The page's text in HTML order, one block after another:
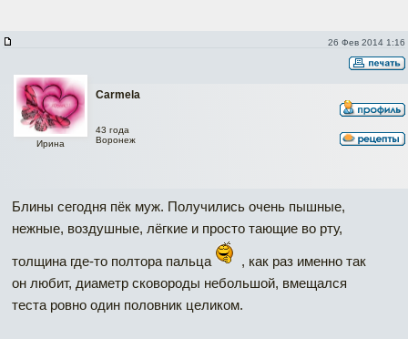
26 Фев 2014 1:16
Carmela
Ирина
43 года
Воронеж
Блины сегодня пёк муж. Получились очень пышные,
нежные, воздушные, лёгкие и просто тающие во рту,
толщина где-то полтора пальца
, как раз именно так
он любит, диаметр сковороды небольшой, вмещался
теста ровно один половник целиком.